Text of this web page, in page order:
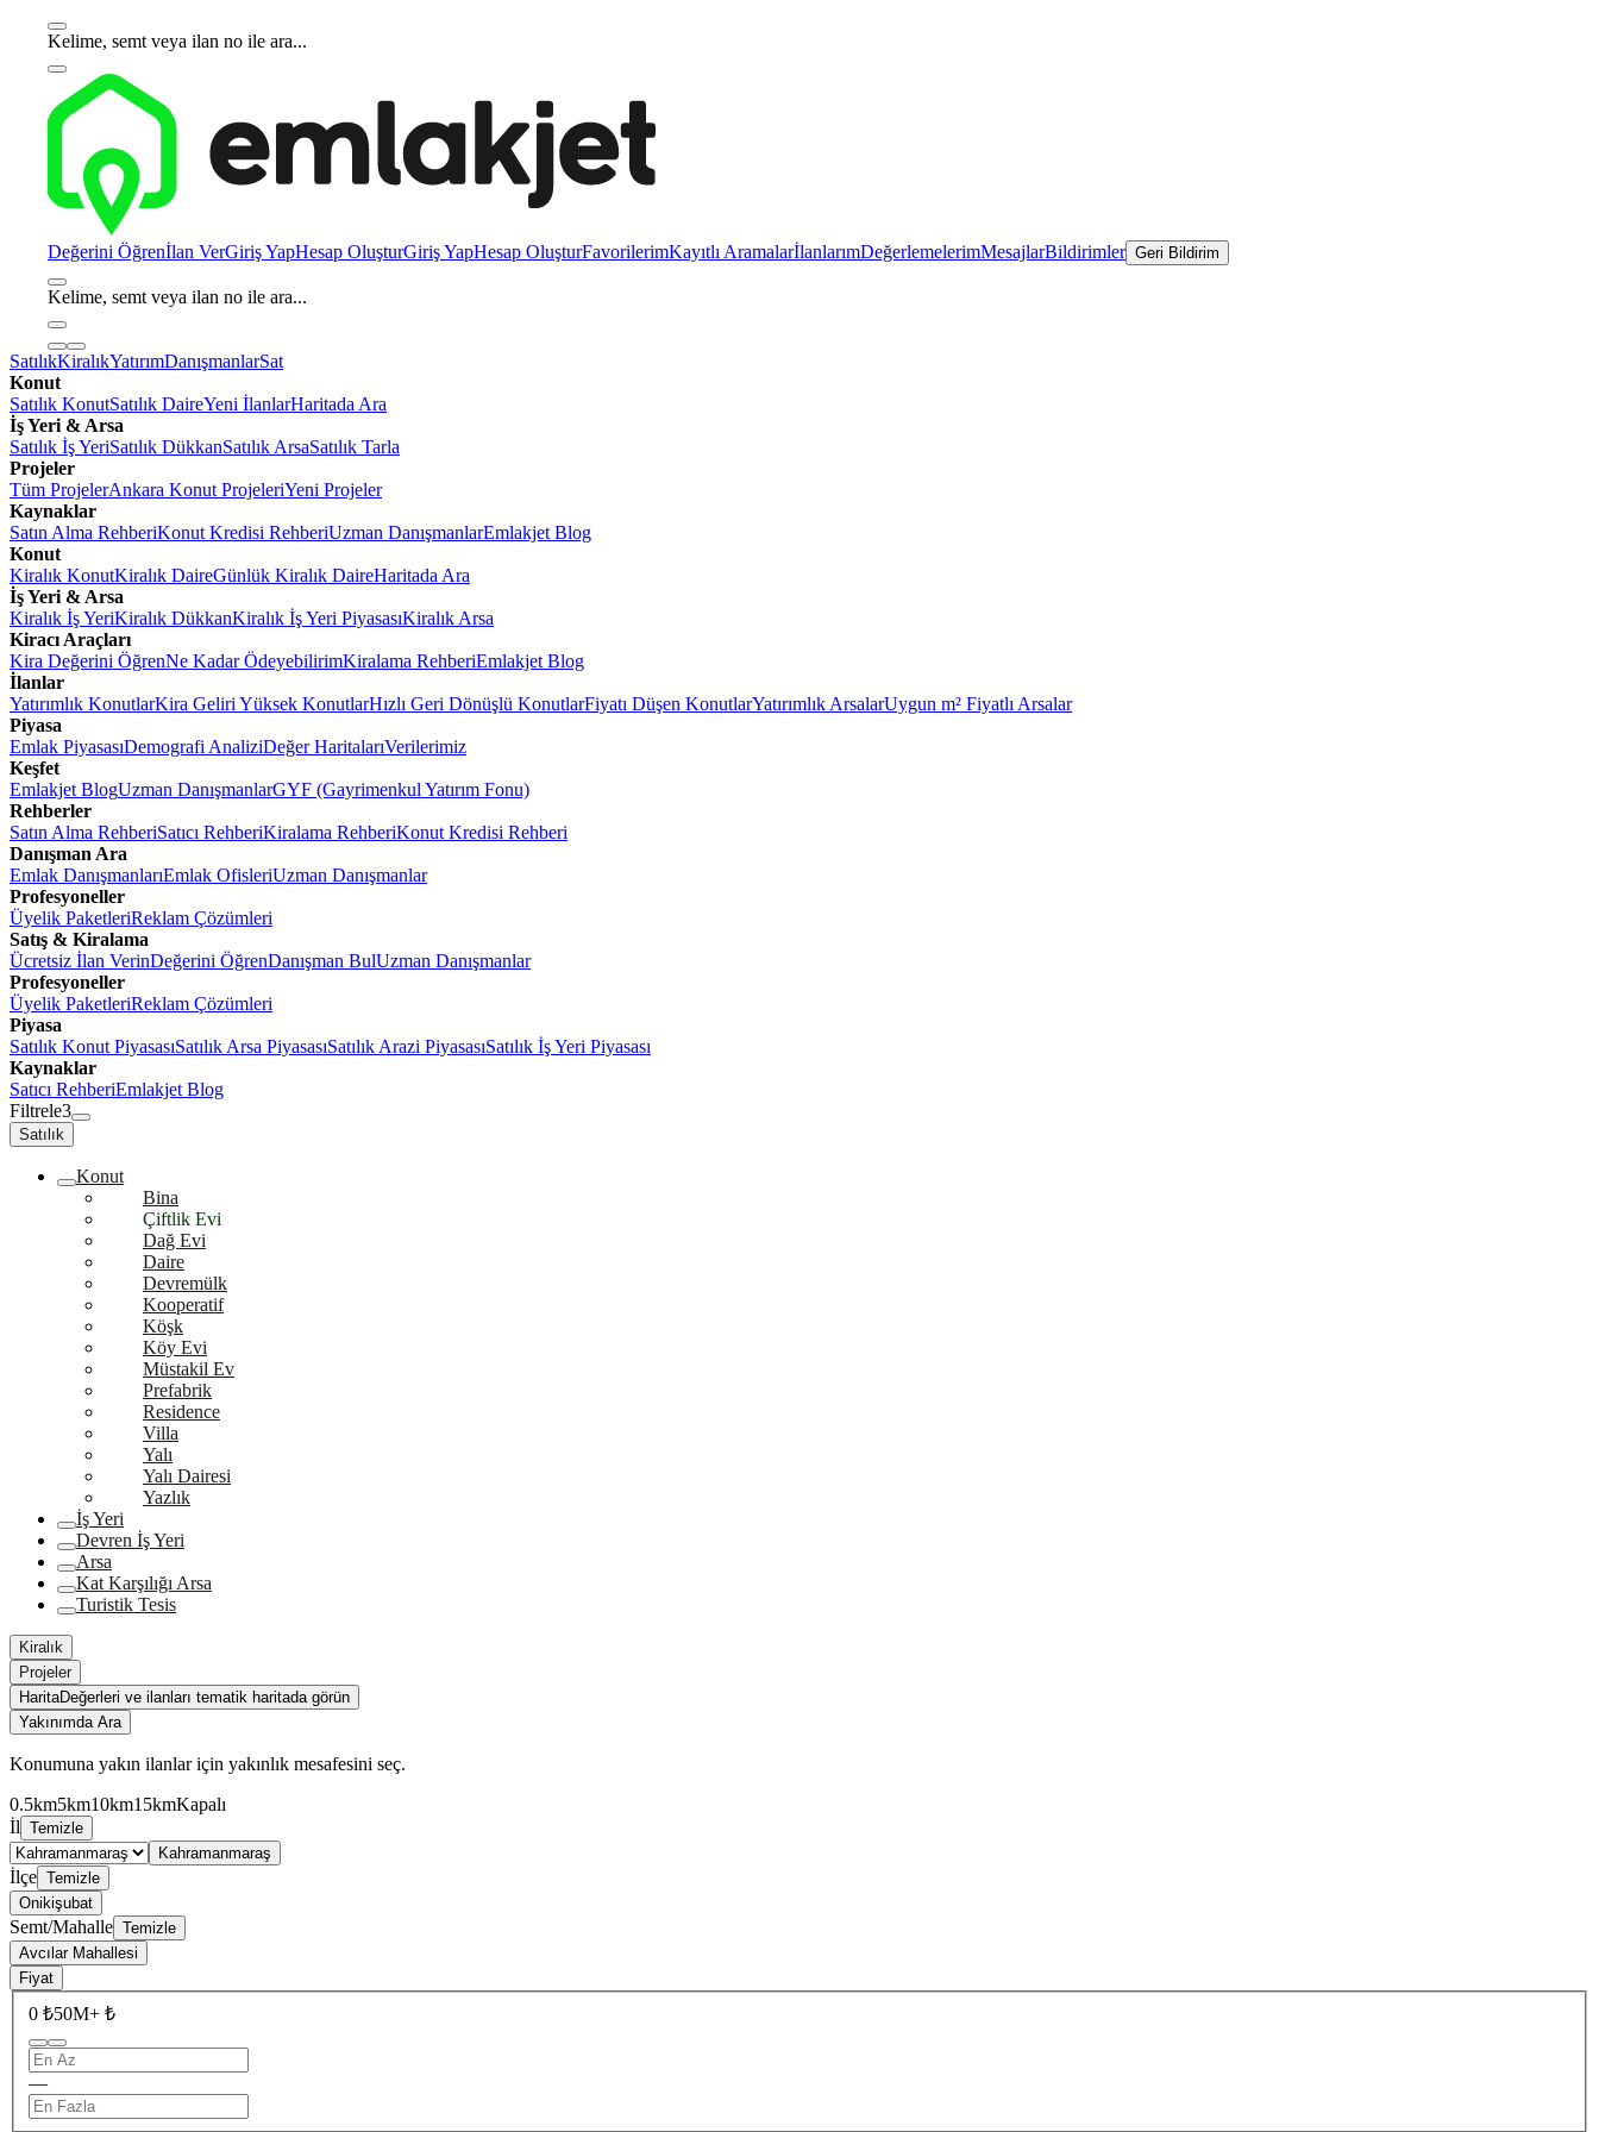
Kelime, semt veya ilan no ile ara...
Değerini Öğrenİlan VerGiriş YapHesap OluşturGiriş YapHesap OluşturFavorilerimKayıtlı AramalarİlanlarımDeğerlemelerimMesajlarBildirimler Geri Bildirim
Kelime, semt veya ilan no ile ara...
SatılıkKiralıkYatırımDanışmanlarSat
Konut
Satılık KonutSatılık DaireYeni İlanlarHaritada Ara
İş Yeri & Arsa
Satılık İş YeriSatılık DükkanSatılık ArsaSatılık Tarla
Projeler
Tüm ProjelerAnkara Konut ProjeleriYeni Projeler
Kaynaklar
Satın Alma RehberiKonut Kredisi RehberiUzman DanışmanlarEmlakjet Blog
Konut
Kiralık KonutKiralık DaireGünlük Kiralık DaireHaritada Ara
İş Yeri & Arsa
Kiralık İş YeriKiralık DükkanKiralık İş Yeri PiyasasıKiralık Arsa
Kiracı Araçları
Kira Değerini ÖğrenNe Kadar ÖdeyebilirimKiralama RehberiEmlakjet Blog
İlanlar
Yatırımlık KonutlarKira Geliri Yüksek KonutlarHızlı Geri Dönüşlü KonutlarFiyatı Düşen KonutlarYatırımlık ArsalarUygun m² Fiyatlı Arsalar
Piyasa
Emlak PiyasasıDemografi AnaliziDeğer HaritalarıVerilerimiz
Keşfet
Emlakjet BlogUzman DanışmanlarGYF (Gayrimenkul Yatırım Fonu)
Rehberler
Satın Alma RehberiSatıcı RehberiKiralama RehberiKonut Kredisi Rehberi
Danışman Ara
Emlak DanışmanlarıEmlak OfisleriUzman Danışmanlar
Profesyoneller
Üyelik PaketleriReklam Çözümleri
Satış & Kiralama
Ücretsiz İlan VerinDeğerini ÖğrenDanışman BulUzman Danışmanlar
Profesyoneller
Üyelik PaketleriReklam Çözümleri
Piyasa
Satılık Konut PiyasasıSatılık Arsa PiyasasıSatılık Arazi PiyasasıSatılık İş Yeri Piyasası
Kaynaklar
Satıcı RehberiEmlakjet Blog
Filtrele3
Satılık
Konut
Bina
Çiftlik Evi
Dağ Evi
Daire
Devremülk
Kooperatif
Köşk
Köy Evi
Müstakil Ev
Prefabrik
Residence
Villa
Yalı
Yalı Dairesi
Yazlık
İş Yeri
Devren İş Yeri
Arsa
Kat Karşılığı Arsa
Turistik Tesis
Kiralık
Projeler
HaritaDeğerleri ve ilanları tematik haritada görün
Yakınımda Ara
Konumuna yakın ilanlar için yakınlık mesafesini seç.
0.5km5km10km15kmKapalı
İl Temizle
Kahramanmaraş
İlçe Temizle
Onikişubat
Semt/Mahalle Temizle
Avcılar Mahallesi
Fiyat
0 ₺50M+ ₺
—